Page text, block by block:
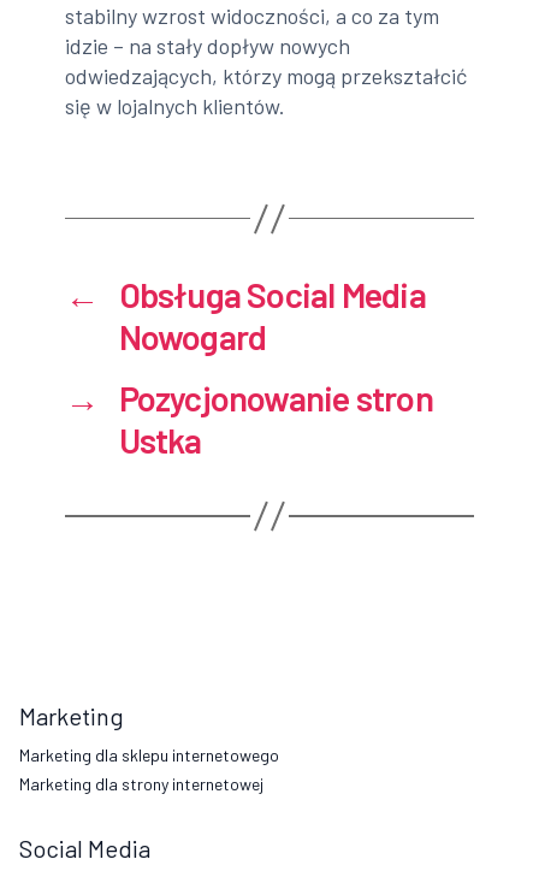
stabilny wzrost widoczności, a co za tym
idzie – na stały dopływ nowych
odwiedzających, którzy mogą przekształcić
się w lojalnych klientów.
←
Obsługa Social Media
Nowogard
→
Pozycjonowanie stron
Ustka
Marketing
Marketing dla sklepu internetowego
Marketing dla strony internetowej
Social Media